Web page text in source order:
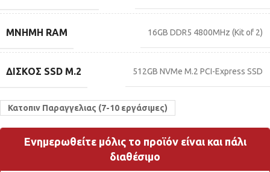
ΜΝΉΜΗ RAM 16GB DDR5 4800MHz (Kit of 2)
ΔΊΣΚΟΣ SSD M.2 512GB NVMe M.2 PCI-Express SSD
Κατοπιν Παραγγελιας (7-10 εργάσιμες)
Ενημερωθείτε μόλις το προϊόν είναι και πάλι
διαθέσιμο